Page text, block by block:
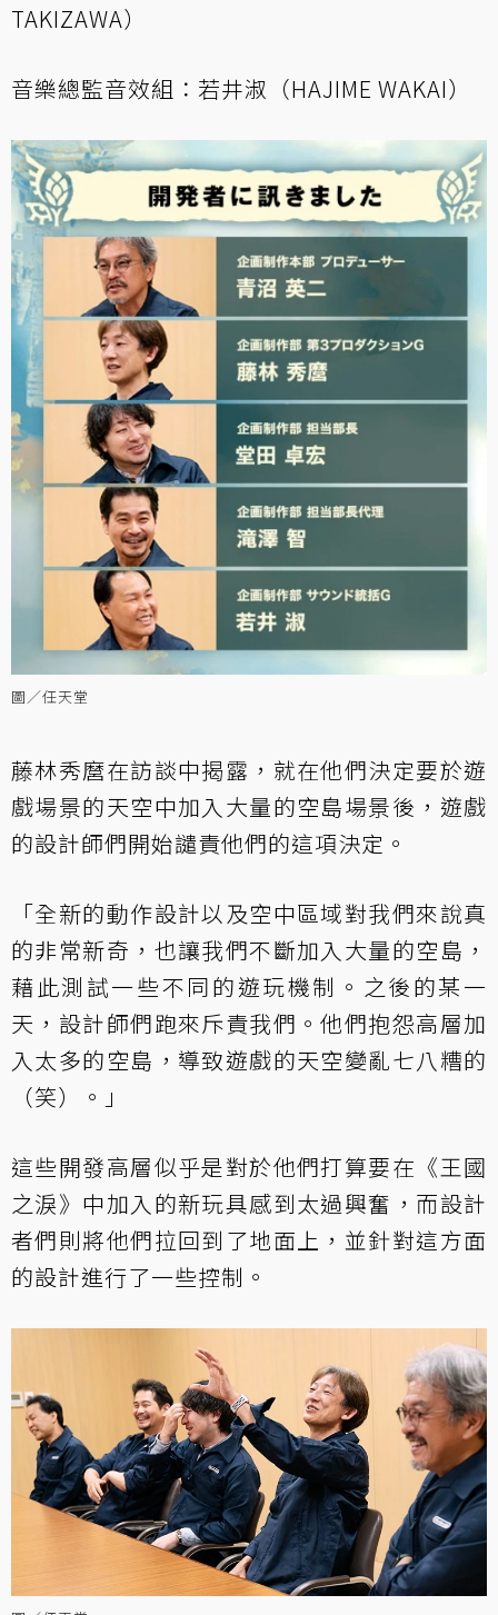
TAKIZAWA）
音樂總監音效組：若井淑（HAJIME WAKAI）
圖／任天堂
藤林秀麿在訪談中揭露，就在他們決定要於遊
戲場景的天空中加入大量的空島場景後，遊戲
的設計師們開始譴責他們的這項決定。
「全新的動作設計以及空中區域對我們來說真
的非常新奇，也讓我們不斷加入大量的空島，
藉此測試一些不同的遊玩機制。之後的某一
天，設計師們跑來斥責我們。他們抱怨高層加
入太多的空島，導致遊戲的天空變亂七八糟的
（笑）。」
這些開發高層似乎是對於他們打算要在《王國
之淚》中加入的新玩具感到太過興奮，而設計
者們則將他們拉回到了地面上，並針對這方面
的設計進行了一些控制。